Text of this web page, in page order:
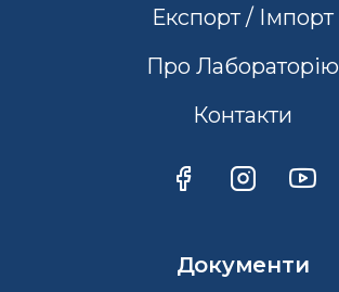
Експорт / Імпорт
Про Лабораторію
Контакти
Документи